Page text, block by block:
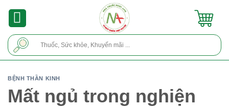
BỆNH THẦN KINH
Mất ngủ trong nghiện